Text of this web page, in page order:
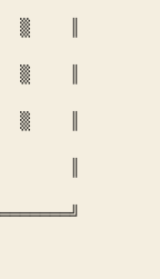
▒    ║
▒    ║
▒    ║